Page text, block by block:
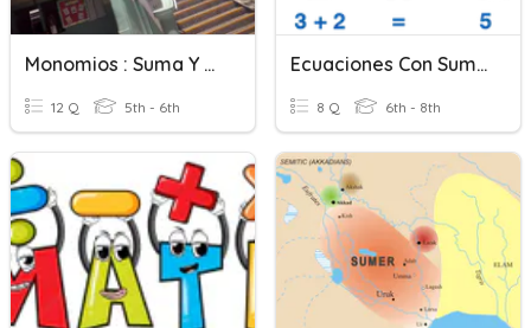
Monomios : Suma Y Resta
12 Q 5th - 6th
Ecuaciones Con Suma Y Resta
8 Q 6th - 8th